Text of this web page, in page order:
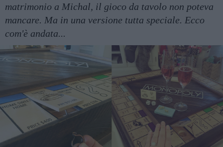
matrimonio a Michal, il gioco da tavolo non poteva
mancare. Ma in una versione tutta speciale. Ecco
com'è andata...